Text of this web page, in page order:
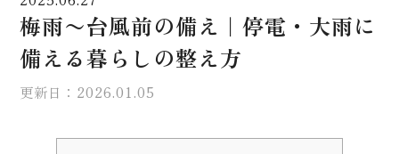
梅雨〜台風前の備え｜停電・大雨に
備える暮らしの整え方
更新日：2026.01.05